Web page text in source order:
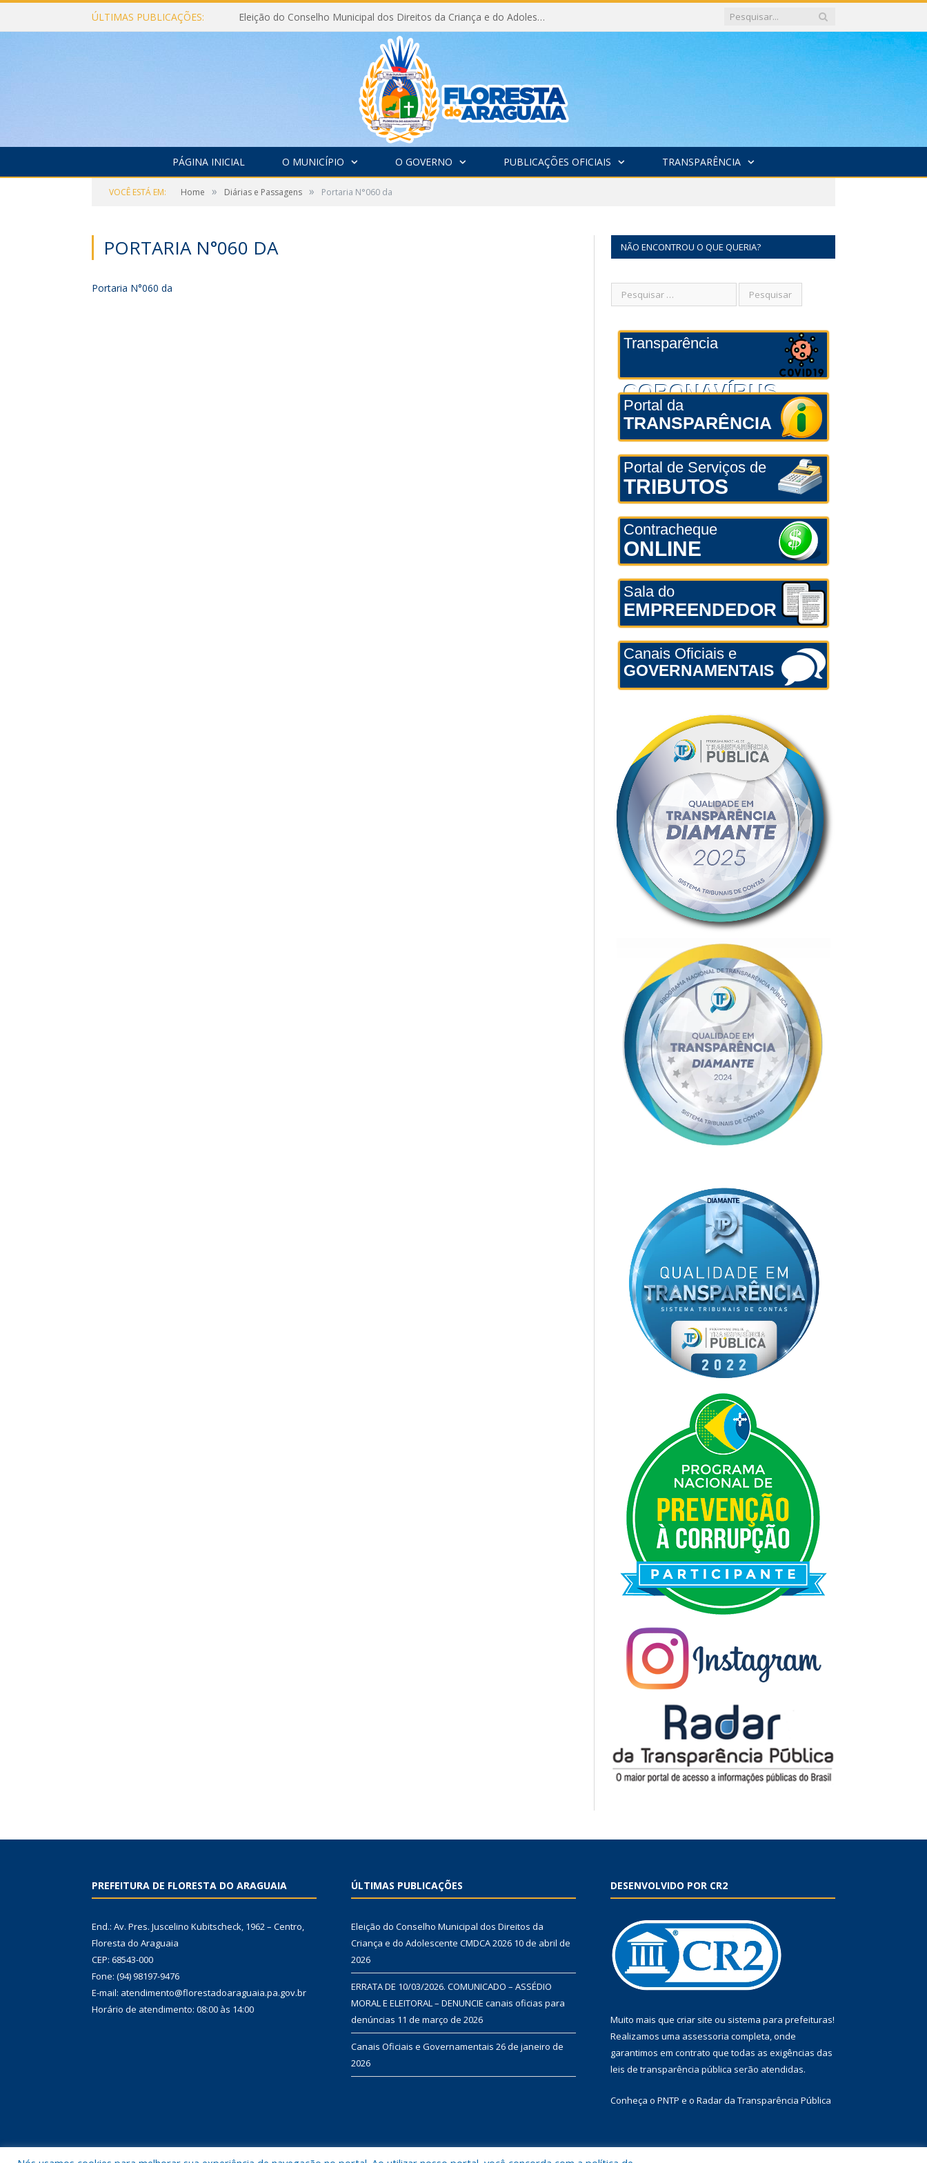
ÚLTIMAS PUBLICAÇÕES: Eleição do Conselho Municipal dos Direitos da Criança e do Adolescente CMDCA 2026
PÁGINA INICIAL O MUNICÍPIO O GOVERNO PUBLICAÇÕES OFICIAIS TRANSPARÊNCIA
VOCÊ ESTÁ EM: Home » Diárias e Passagens » Portaria N°060 da
PORTARIA N°060 DA
Portaria N°060 da
NÃO ENCONTROU O QUE QUERIA?
Transparência
CORONAVÍRUS
Portal da
TRANSPARÊNCIA
Portal de Serviços de
TRIBUTOS
Contracheque
ONLINE
Sala do
EMPREENDEDOR
Canais Oficiais e
GOVERNAMENTAIS
PREFEITURA DE FLORESTA DO ARAGUAIA
End.: Av. Pres. Juscelino Kubitscheck, 1962 – Centro,
Floresta do Araguaia
CEP: 68543-000
Fone: (94) 98197-9476
E-mail: atendimento@florestadoaraguaia.pa.gov.br
Horário de atendimento: 08:00 às 14:00
ÚLTIMAS PUBLICAÇÕES
Eleição do Conselho Municipal dos Direitos da
Criança e do Adolescente CMDCA 2026 10 de abril de
2026
ERRATA DE 10/03/2026. COMUNICADO – ASSÉDIO
MORAL E ELEITORAL – DENUNCIE canais oficias para
denúncias 11 de março de 2026
Canais Oficiais e Governamentais 26 de janeiro de
2026
DESENVOLVIDO POR CR2
Muito mais que criar site ou sistema para prefeituras!
Realizamos uma assessoria completa, onde
garantimos em contrato que todas as exigências das
leis de transparência pública serão atendidas.
Conheça o PNTP e o Radar da Transparência Pública